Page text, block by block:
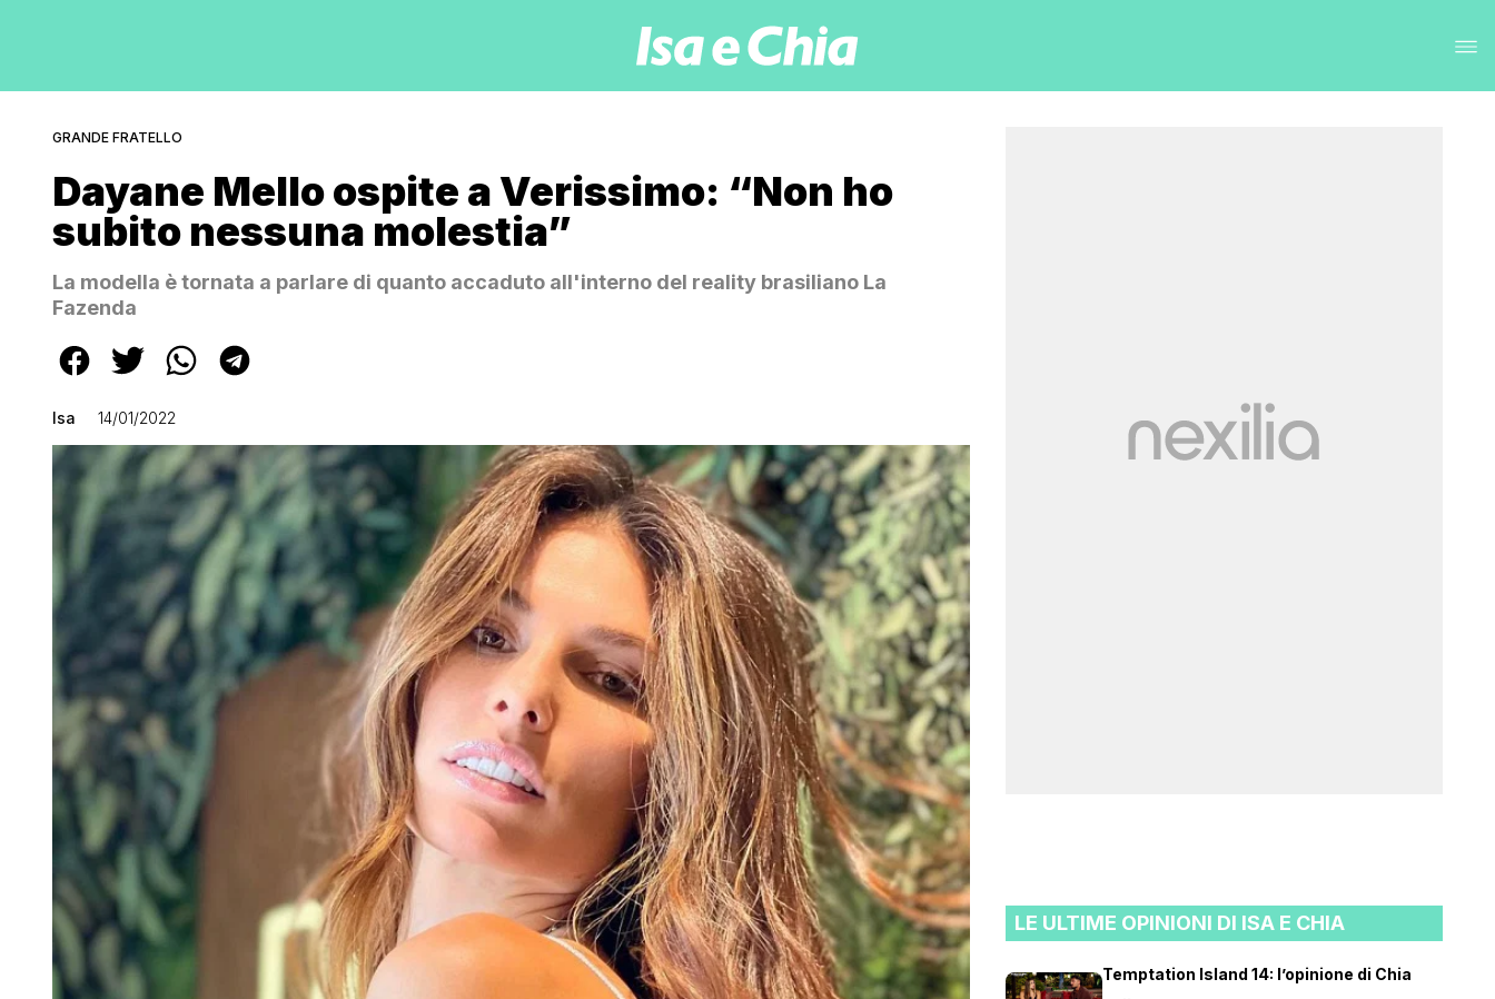
GRANDE FRATELLO
Dayane Mello ospite a Verissimo: “Non ho
subito nessuna molestia”
La modella è tornata a parlare di quanto accaduto all'interno del reality brasiliano La
Fazenda
Isa 14/01/2022
LE ULTIME OPINIONI DI ISA E CHIA
Temptation Island 14: l’opinione di Chia